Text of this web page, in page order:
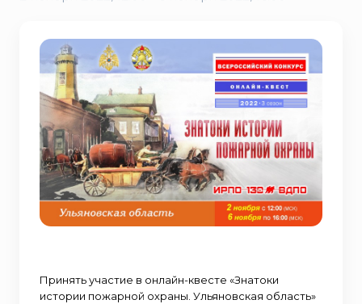
Принять участие в онлайн-квесте «Знатоки
истории пожарной охраны. Ульяновская область»